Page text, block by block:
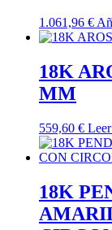
1.061,96 €
18K
MM
559,60 €
18K